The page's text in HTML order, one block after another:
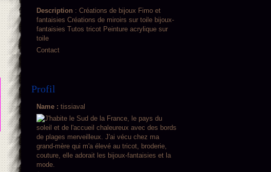
Description : Créations de bijoux Fimo et
fantaisies Créations de miroirs sur toile bijoux-
fantaisies Tutos tricot Peinture acrylique sur
toile
Contact
Profil
Name : tissiaval